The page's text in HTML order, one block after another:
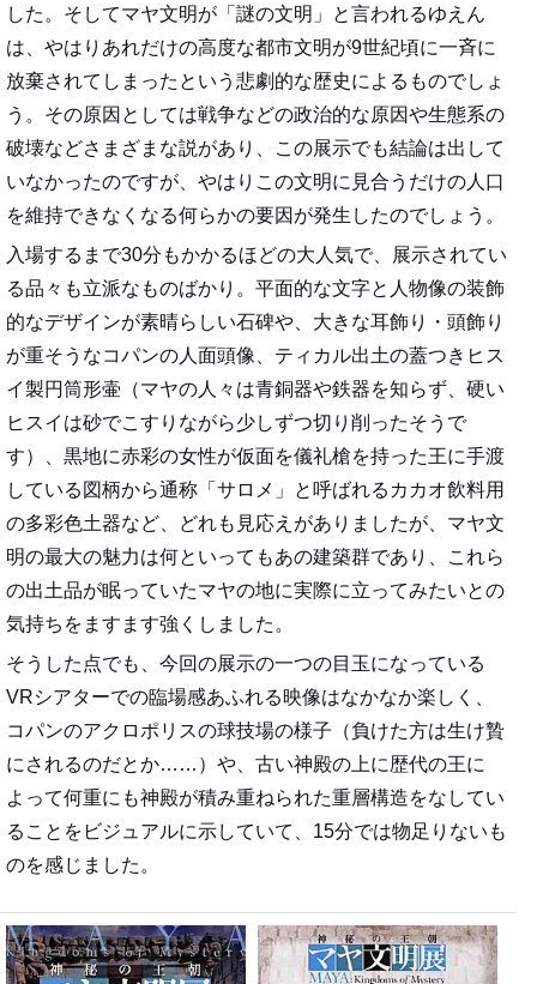
した。そしてマヤ文明が「謎の文明」と言われるゆえん
は、やはりあれだけの高度な都市文明が9世紀頃に一斉に
放棄されてしまったという悲劇的な歴史によるものでしょ
う。その原因としては戦争などの政治的な原因や生態系の
破壊などさまざまな説があり、この展示でも結論は出して
いなかったのですが、やはりこの文明に見合うだけの人口
を維持できなくなる何らかの要因が発生したのでしょう。
入場するまで30分もかかるほどの大人気で、展示されてい
る品々も立派なものばかり。平面的な文字と人物像の装飾
的なデザインが素晴らしい石碑や、大きな耳飾り・頭飾り
が重そうなコパンの人面頭像、ティカル出土の蓋つきヒス
イ製円筒形壷（マヤの人々は青銅器や鉄器を知らず、硬い
ヒスイは砂でこすりながら少しずつ切り削ったそうで
す）、黒地に赤彩の女性が仮面を儀礼槍を持った王に手渡
している図柄から通称「サロメ」と呼ばれるカカオ飲料用
の多彩色土器など、どれも見応えがありましたが、マヤ文
明の最大の魅力は何といってもあの建築群であり、これら
の出土品が眠っていたマヤの地に実際に立ってみたいとの
気持ちをますます強くしました。
そうした点でも、今回の展示の一つの目玉になっている
VRシアターでの臨場感あふれる映像はなかなか楽しく、
コパンのアクロポリスの球技場の様子（負けた方は生け贄
にされるのだとか……）や、古い神殿の上に歴代の王に
よって何重にも神殿が積み重ねられた重層構造をなしてい
ることをビジュアルに示していて、15分では物足りないも
のを感じました。